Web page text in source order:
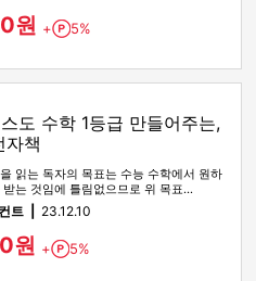
원 + Point
5%
도 수학 1등급 만들어주는,
자책
읽는 독자의 목표는 수능 수학에서 원하
받는 것임에 틀림없으므로 위 목표…
트 23.12.10
원 + Point
5%